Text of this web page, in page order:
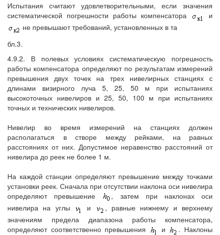
Испытания считают удовлетворительными, если значения
систематической погрешности работы компенсатора
и
не превышают требований, установленных в та
бл.3.
4.9.2. В полевых условиях систематическую погрешность
работы компенсатора определяют по результатам измерений
превышения двух точек на трех нивелирных станциях с
длинами визирного луча 5, 25, 50 м при испытаниях
высокоточных нивелиров и 25, 50, 100 м при испытаниях
точных и технических нивелиров.
Нивелир во время измерений на станциях должен
располагаться в створе между рейками, на равных
расстояниях от них. Допустимое неравенство расстояний от
нивелира до реек не более 1 м.
На каждой станции определяют превышение между точками
установки реек. Сначала при отсутствии наклона оси нивелира
определяют превышение
, затем при наклонах оси
нивелира на углы
и
, равные нижнему и верхнему
значениям предела диапазона работы компенсатора,
определяют соответственно превышения
и
. Наклоны